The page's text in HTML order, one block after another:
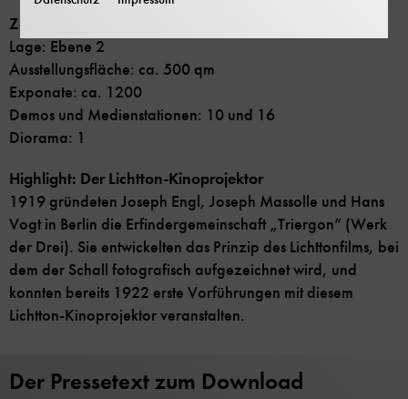
Zahlen + Fakten:
Lage: Ebene 2
Ausstellungsfläche: ca. 500 qm
Exponate: ca. 1200
Demos und Medienstationen: 10 und 16
Diorama: 1
Highlight: Der Lichtton-Kinoprojektor
1919 gründeten Joseph Engl, Joseph Massolle und Hans
Vogt in Berlin die Erfindergemeinschaft „Triergon“ (Werk
der Drei). Sie entwickelten das Prinzip des Lichttonfilms, bei
dem der Schall fotografisch aufgezeichnet wird, und
konnten bereits 1922 erste Vorführungen mit diesem
Lichtton-Kinoprojektor veranstalten.
Der Pressetext zum Download